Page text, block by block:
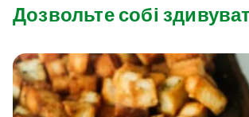
Дозвольте собі